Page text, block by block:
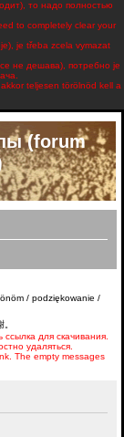
то надо полностью
to completely clear your
je třeba zcela vymazat
не дешава), потребно је
teljesen törölnöd kell a
(forum
/ podziękowanie /
для скачивания.
удаляться.
The empty messages